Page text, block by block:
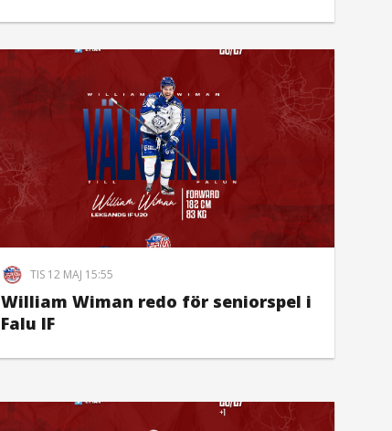
TIS 12 MAJ 15:55
William Wiman redo för seniorspel i
Falu IF